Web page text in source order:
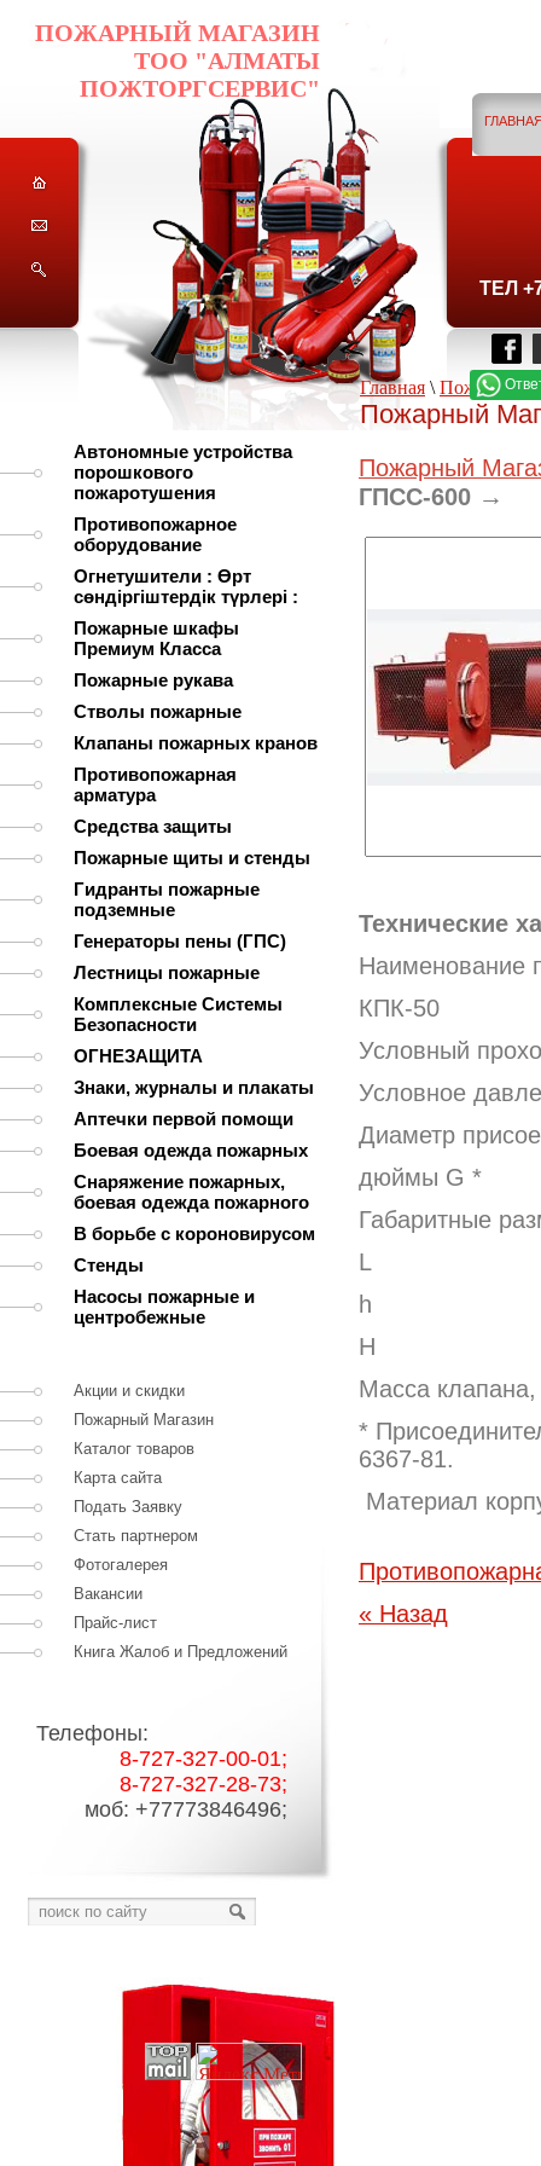
ТЕЛ
ПОЖАРНЫЙ МАГАЗИН
ТОО "АЛМАТЫ
ПОЖТОРГСЕРВИС"
Главная \ Пожарный
Пожарный
Автономные устройства
порошкового
пожаротушения
Противопожарное
оборудование
Огнетушители : Өрт
сөндіргіштердік түрлері :
Пожарные шкафы
Премиум Класса
Пожарные рукава
Стволы пожарные
Клапаны пожарных кранов
Противопожарная
арматура
Средства защиты
Пожарные щиты и стенды
Гидранты пожарные
подземные
Генераторы пены (ГПС)
Лестницы пожарные
Комплексные Системы
Безопасности
ОГНЕЗАЩИТА
Знаки, журналы и плакаты
Аптечки первой помощи
Боевая одежда пожарных
Снаряжение пожарных,
боевая одежда пожарного
В борьбе с короновирусом
Стенды
Насосы пожарные и
центробежные
Акции и скидки
Пожарный Магазин
Каталог товаров
Карта сайта
Подать Заявку
Стать партнером
Фотогалерея
Вакансии
Прайс-лист
Книга Жалоб и Предложений
Телефоны:
8-727-327-00-01;
8-727-327-28-73;
моб: +77773846496;
Пожарный
ГПСС-600 →
Технические
Наименование
КПК-50
Условный
Условное
Диаметр
дюймы G *
Габаритные
L
h
H
Масса клапана,
*
6367-81.
Материал
« Назад